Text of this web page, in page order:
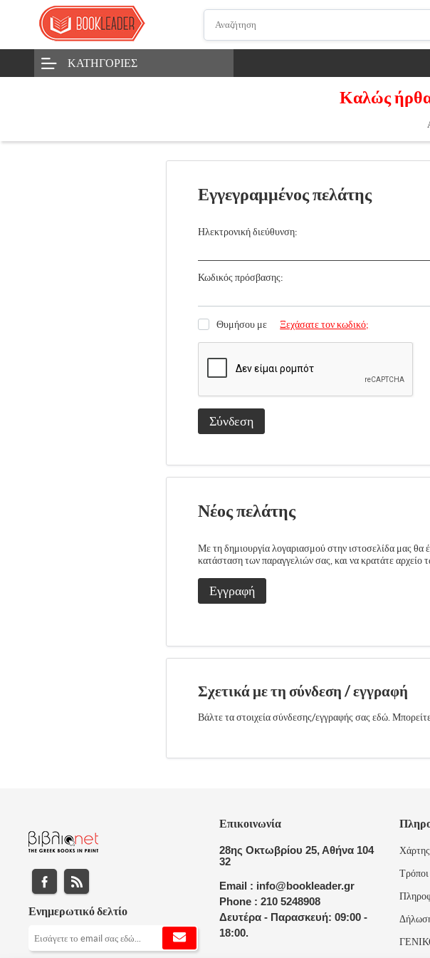
ΚΑΤΗΓΟΡΊΕΣ
Καλώς
Εγγεγραμμένος πελάτης
Ηλεκτρονική διεύθυνση:
Κωδικός πρόσβασης:
Θυμήσου με Ξεχάσατε τον κωδικό;
Σύνδεση
Νέος πελάτης
Με τη δημιουργία λογαριασμού στην ιστοσελίδα μας θα
κατάσταση των παραγγελιών σας, και να κρατάτε αρχείο
Εγγραφή
Σχετικά με τη σύνδεση / εγγραφή
Βάλτε τα στοιχεία σύνδεσης/εγγραφής σας εδώ. Μπορείτε
Ενημερωτικό δελτίο
Επικοινωνία
28ης Οκτωβρίου 25, Αθήνα 104
32
Email : info@bookleader.gr
Phone : 210 5248908
Δευτέρα - Παρασκευή: 09:00 -
18:00.